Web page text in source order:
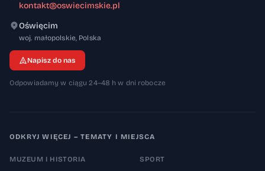
kontakt@oswiecimskie.pl
Oświęcim
woj. małopolskie, 32-600
Polska
Napisz do nas
Odpowiadamy w ciągu 24–48 h w dni robocze
ODKRYJ WIĘCEJ – TEMATY I MIEJSCA
MUZEUM I HISTORIA SPORT